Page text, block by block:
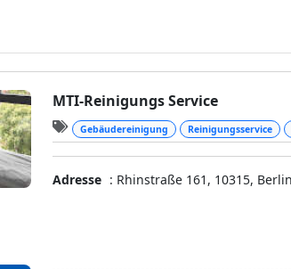
MTI-Reinigungs Service
Gebäudereinigung Reinigungsservice
Adresse : Rhinstraße 161, 10315,